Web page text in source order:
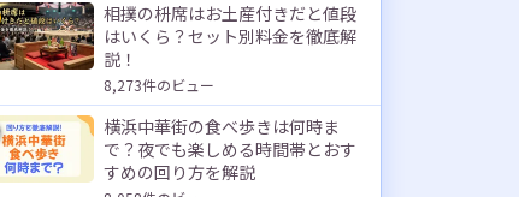
相撲の枡席はお土産付きだと値段
はいくら？セット別料金を徹底解
説！
8,273件のビュー
横浜中華街の食べ歩きは何時ま
で？夜でも楽しめる時間帯とおす
すめの回り方を解説